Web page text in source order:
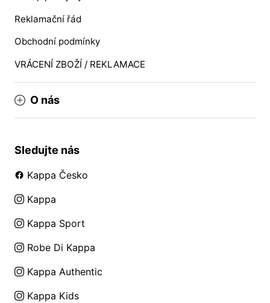
Reklamační řád
Obchodní podmínky
VRÁCENÍ ZBOŽÍ / REKLAMACE
O nás
Sledujte nás
Kappa Česko
Kappa
Kappa Sport
Robe Di Kappa
Kappa Authentic
Kappa Kids